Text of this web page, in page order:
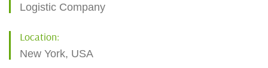
Logistic Company
Location:
New York, USA